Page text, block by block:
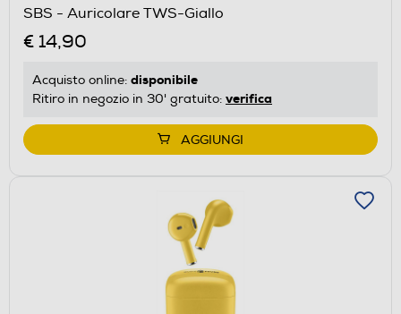
SBS - Auricolare TWS-Giallo
€ 14,90
Acquisto online: disponibile
Ritiro in negozio in 30' gratuito: verifica
AGGIUNGI